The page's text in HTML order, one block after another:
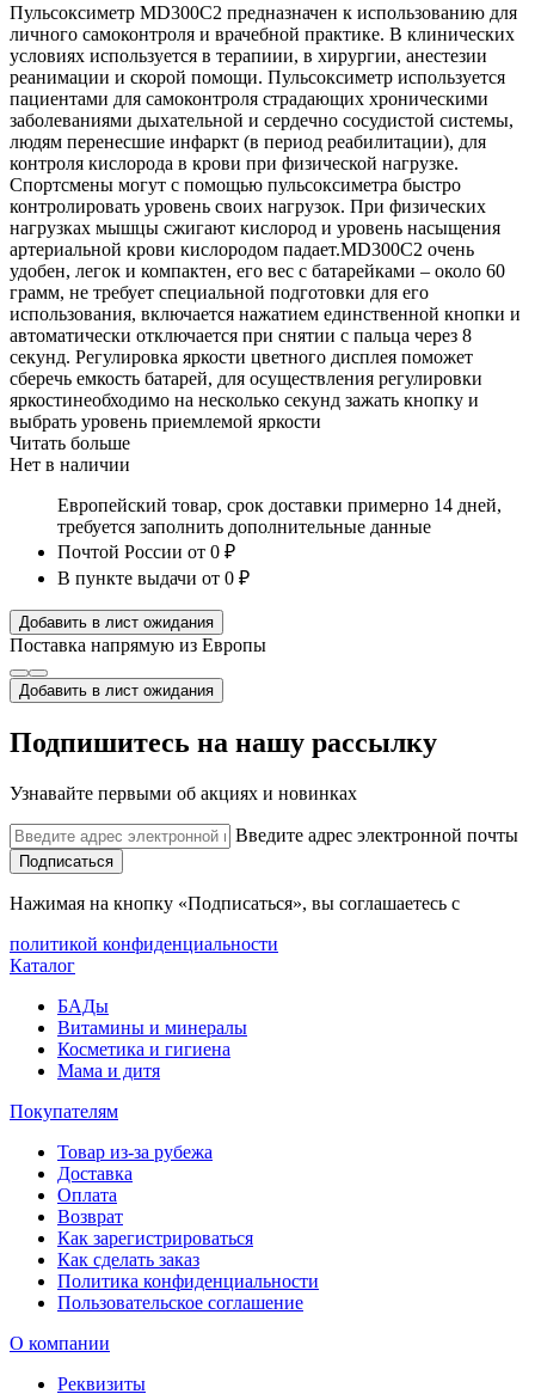
Пульсоксиметр MD300C2 предназначен к использованию для
личного самоконтроля и врачебной практике. В клинических
условиях используется в терапиии, в хирургии, анестезии
реанимации и скорой помощи. Пульсоксиметр используется
пациентами для самоконтроля страдающих хроническими
заболеваниями дыхательной и сердечно сосудистой системы,
людям перенесшие инфаркт (в период реабилитации), для
контроля кислорода в крови при физической нагрузке.
Спортсмены могут с помощью пульсоксиметра быстро
контролировать уровень своих нагрузок. При физических
нагрузках мышцы сжигают кислород и уровень насыщения
артериальной крови кислородом падает.MD300C2 очень
удобен, легок и компактен, его вес с батарейками – около 60
грамм, не требует специальной подготовки для его
использования, включается нажатием единственной кнопки и
автоматически отключается при снятии с пальца через 8
секунд. Регулировка яркости цветного дисплея поможет
сберечь емкость батарей, для осуществления регулировки
яркостинеобходимо на несколько секунд зажать кнопку и
выбрать уровень приемлемой яркости
Читать больше
Нет в наличии
Европейский товар, срок доставки примерно 14 дней,
требуется заполнить дополнительные данные
Почтой России от 0 ₽
В пункте выдачи от 0 ₽
Добавить в лист ожидания
Поставка напрямую из Европы
Добавить в лист ожидания
Подпишитесь на нашу рассылку
Узнавайте первыми об акциях и новинках
Введите адрес электронной почты
Подписаться
Нажимая на кнопку «Подписаться», вы соглашаетесь с
политикой конфиденциальности
Каталог
БАДы
Витамины и минералы
Косметика и гигиена
Мама и дитя
Покупателям
Товар из-за рубежа
Доставка
Оплата
Возврат
Как зарегистрироваться
Как сделать заказ
Политика конфиденциальности
Пользовательское соглашение
О компании
Реквизиты